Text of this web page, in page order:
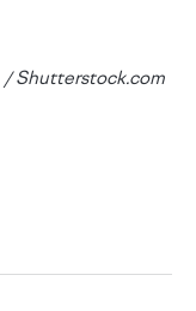
/ Shutterstock.com